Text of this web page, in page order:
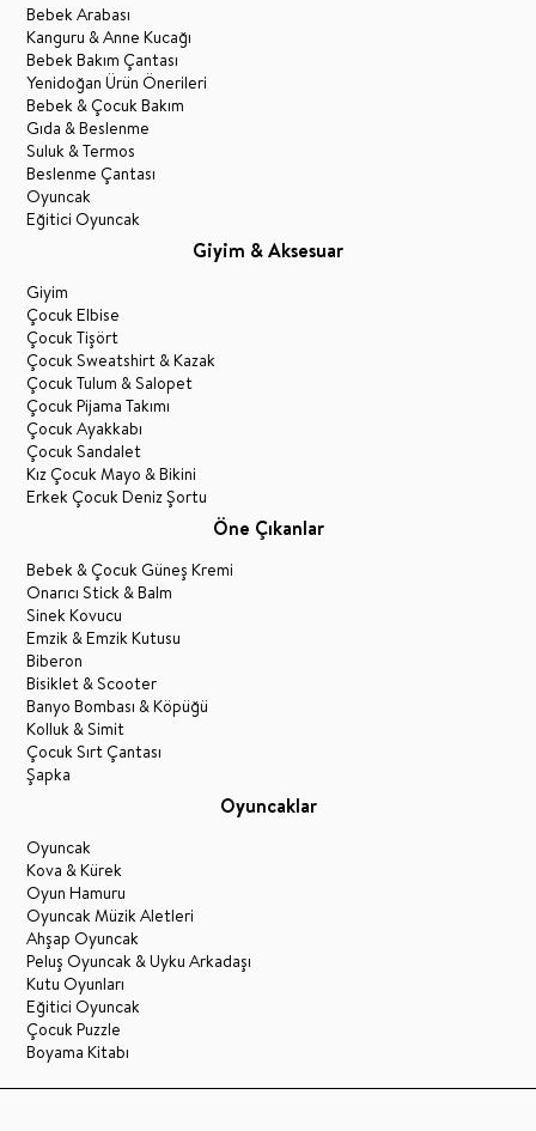
Bebek Arabası
Kanguru & Anne Kucağı
Bebek Bakım Çantası
Yenidoğan Ürün Önerileri
Bebek & Çocuk Bakım
Gıda & Beslenme
Suluk & Termos
Beslenme Çantası
Oyuncak
Eğitici Oyuncak
Giyim & Aksesuar
Giyim
Çocuk Elbise
Çocuk Tişört
Çocuk Sweatshirt & Kazak
Çocuk Tulum & Salopet
Çocuk Pijama Takımı
Çocuk Ayakkabı
Çocuk Sandalet
Kız Çocuk Mayo & Bikini
Erkek Çocuk Deniz Şortu
Öne Çıkanlar
Bebek & Çocuk Güneş Kremi
Onarıcı Stick & Balm
Sinek Kovucu
Emzik & Emzik Kutusu
Biberon
Bisiklet & Scooter
Banyo Bombası & Köpüğü
Kolluk & Simit
Çocuk Sırt Çantası
Şapka
Oyuncaklar
Oyuncak
Kova & Kürek
Oyun Hamuru
Oyuncak Müzik Aletleri
Ahşap Oyuncak
Peluş Oyuncak & Uyku Arkadaşı
Kutu Oyunları
Eğitici Oyuncak
Çocuk Puzzle
Boyama Kitabı